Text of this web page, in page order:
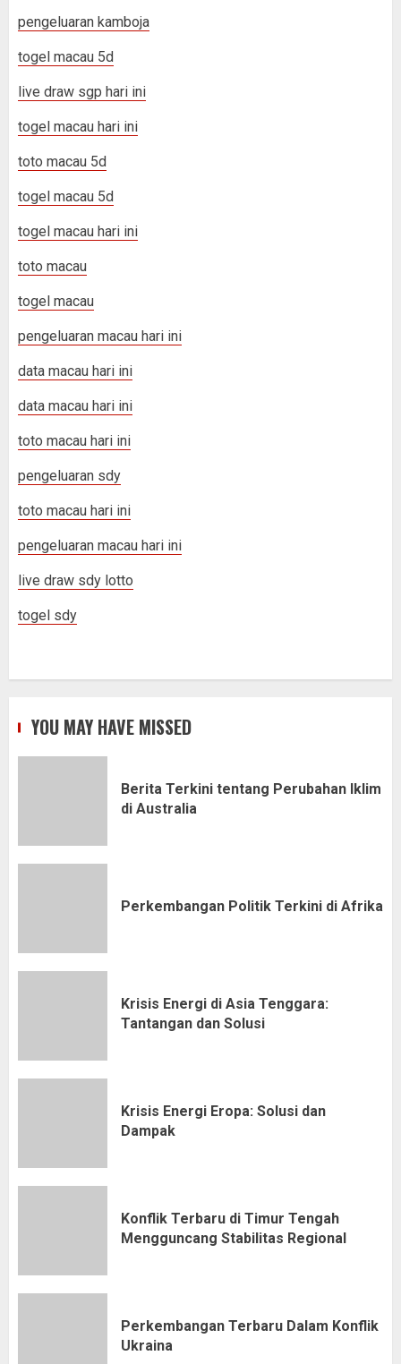
pengeluaran kamboja
togel macau 5d
live draw sgp hari ini
togel macau hari ini
toto macau 5d
togel macau 5d
togel macau hari ini
toto macau
togel macau
pengeluaran macau hari ini
data macau hari ini
data macau hari ini
toto macau hari ini
pengeluaran sdy
toto macau hari ini
pengeluaran macau hari ini
live draw sdy lotto
togel sdy
YOU MAY HAVE MISSED
Berita Terkini tentang Perubahan Iklim
di Australia
Perkembangan Politik Terkini di Afrika
Krisis Energi di Asia Tenggara:
Tantangan dan Solusi
Krisis Energi Eropa: Solusi dan
Dampak
Konflik Terbaru di Timur Tengah
Mengguncang Stabilitas Regional
Perkembangan Terbaru Dalam Konflik
Ukraina